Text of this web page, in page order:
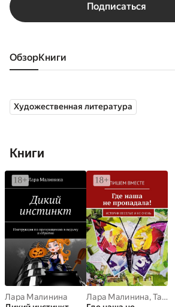
Подписаться
Обзор книги
Художественная литература
Книги
Лара Малинина
Лара Малинина,Татьяна Лебедева